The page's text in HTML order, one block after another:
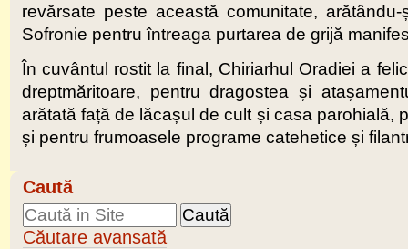
revărsate peste această comunitate,
Sofronie pentru întreaga purtarea de grijă
În cuvântul rostit la final, Chiriarhul Oradiei a
dreptmăritoare, pentru dragostea și
arătată față de lăcașul de cult și casa parohială,
și pentru frumoasele programe catehetice și
Caută
Căutare avansată